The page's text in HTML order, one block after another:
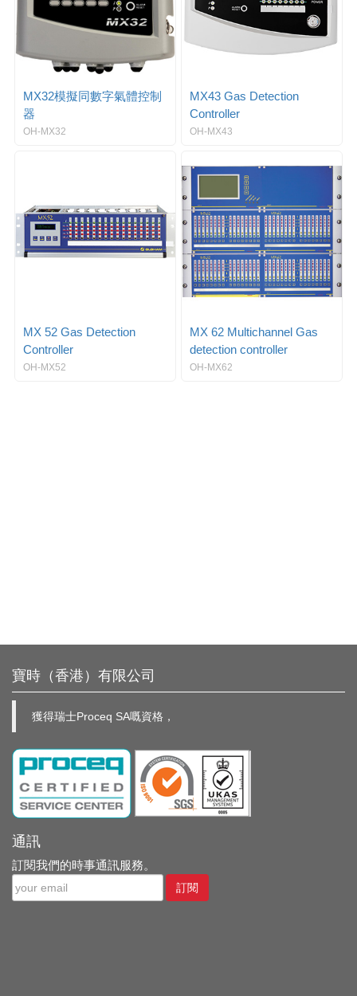
o
v
i
g
MX32模擬同數字氣體控制
器
OH-MX32
MX43 Gas Detection
Controller
OH-MX43
MX 52 Gas Detection
Controller
OH-MX52
MX 62 Multichannel Gas
detection controller
OH-MX62
寶時（香港）有限公司
獲得瑞士Proceq SA嘅資格，
通訊
訂閱我們的時事通訊服務。
訂閱